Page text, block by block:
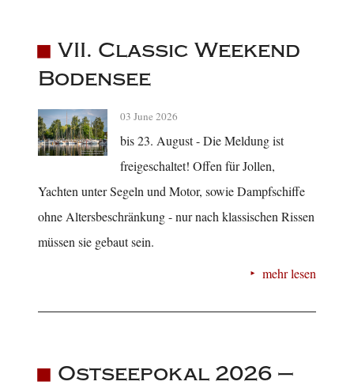
VII. Classic Weekend
Bodensee
03 June 2026
bis 23. August - Die Meldung ist
freigeschaltet! Offen für Jollen,
Yachten unter Segeln und Motor, sowie Dampfschiffe
ohne Altersbeschränkung - nur nach klassischen Rissen
müssen sie gebaut sein.
mehr lesen
Ostseepokal 2026 –